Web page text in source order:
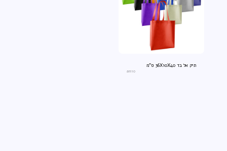
תיק אל בד 36X10X40 ס"מ
an110